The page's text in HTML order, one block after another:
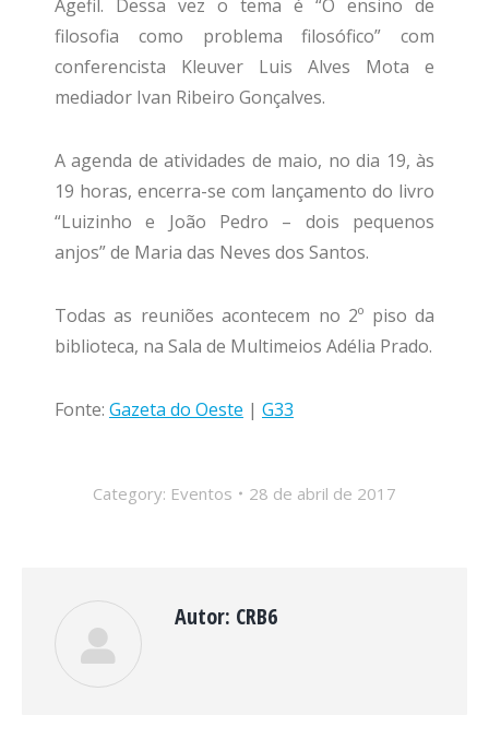
Agefil. Dessa vez o tema é “O ensino de
filosofia como problema filosófico” com
conferencista Kleuver Luis Alves Mota e
mediador Ivan Ribeiro Gonçalves.
A agenda de atividades de maio, no dia 19, às
19 horas, encerra-se com lançamento do livro
“Luizinho e João Pedro – dois pequenos
anjos” de Maria das Neves dos Santos.
Todas as reuniões acontecem no 2º piso da
biblioteca, na Sala de Multimeios Adélia Prado.
Fonte: Gazeta do Oeste | G33
Category: Eventos 28 de abril de 2017
Autor: CRB6